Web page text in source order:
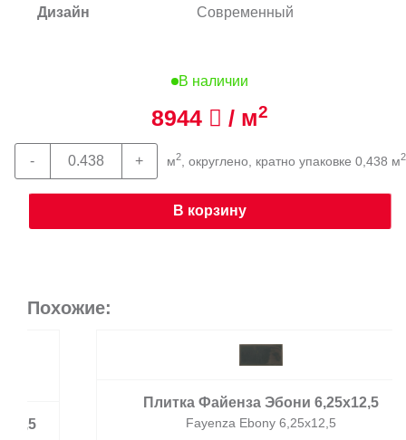
Дизайн
Современный
В наличии
8944 / м2
м2, округлено, кратно упаковке 0,438 м2
В корзину
Похожие:
Плитка Файенза Эбони 6,25x12,5
Fayenza Ebony 6,25x12,5